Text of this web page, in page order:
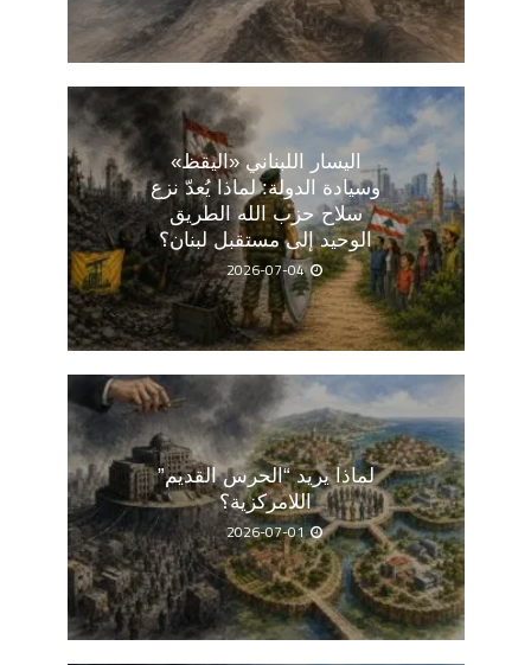
اليسار اللبناني «اليقظ»
وسيادة الدولة: لماذا يُعدّ نزع
سلاح حزب الله الطريق
الوحيد إلى مستقبل لبنان؟
2026-07-04
لماذا يريد “الحرس القديم”
اللامركزية؟
2026-07-01